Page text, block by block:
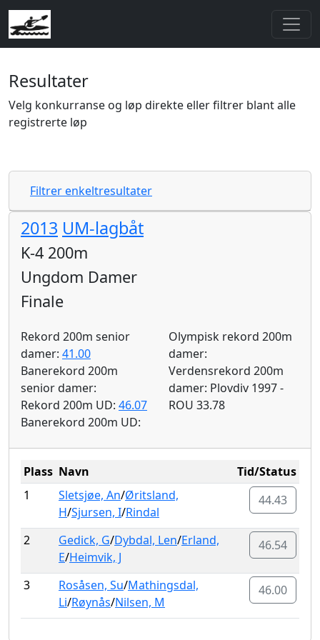
Resultater
Velg konkurranse og løp direkte eller filtrer blant alle
registrerte løp
Filtrer enkeltresultater
2013 UM-lagbåt
K-4 200m
Ungdom Damer
Finale
Rekord 200m senior
damer: 41.00
Banerekord 200m
senior damer:
Rekord 200m UD: 46.07
Banerekord 200m UD:
Olympisk rekord 200m
damer:
Verdensrekord 200m
damer: Plovdiv 1997 -
ROU 33.78
Plass Navn
Tid/Status
1
Sletsjøe, An/Øritsland,
H/Sjursen, I/Rindal
44.43
2 Gedick, G/Dybdal, Len/Erland,
E/Heimvik, J
46.54
3 Rosåsen, Su/Mathingsdal,
Li/Røynås/Nilsen, M
46.00